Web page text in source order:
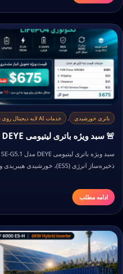
باتری خورشیدی , خدمات AI لایه دیجیتال روی فرآیند مشتری
🚨 سبد ویژه باتری لیتیومی DEYE فعال شد!!!!
ذخیره‌ساز انرژی (ESS)، خورشیدی هیبریدی و بکاپ…
ادامه مطلب